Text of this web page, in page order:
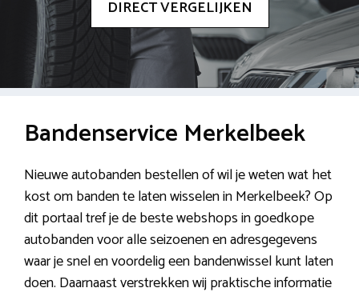
DIRECT VERGELIJKEN
Bandenservice Merkelbeek
Nieuwe autobanden bestellen of wil je weten wat het
kost om banden te laten wisselen in Merkelbeek? Op
dit portaal tref je de beste webshops in goedkope
autobanden voor alle seizoenen en adresgegevens
waar je snel en voordelig een bandenwissel kunt laten
doen. Daarnaast verstrekken wij praktische informatie